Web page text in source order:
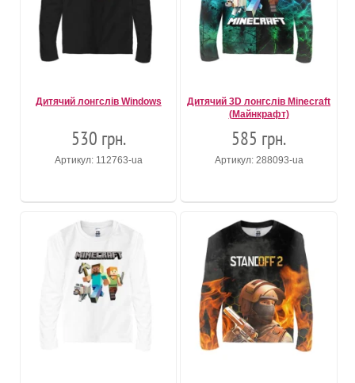
Дитячий лонгслів Windows
530 грн.
Артикул: 112763-ua
Дитячий 3D лонгслів Minecraft
(Майнкрафт)
585 грн.
Артикул: 288093-ua